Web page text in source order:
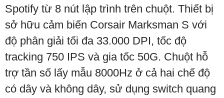
Spotify từ 8 nút lập trình trên chuột. Thiết bị
sở hữu cảm biến Corsair Marksman S với
độ phân giải tối đa 33.000 DPI, tốc độ
tracking 750 IPS và gia tốc 50G. Chuột hỗ
trợ tần số lấy mẫu 8000Hz ở cả hai chế độ
có dây và không dây, sử dụng switch quang